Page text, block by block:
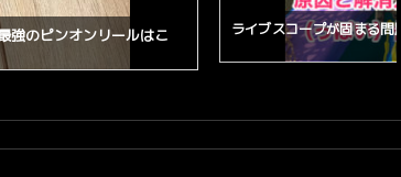
強のピンオンリールはこ
ライブスコープが固まる問題